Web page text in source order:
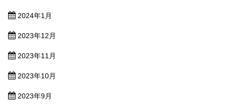
2024年1月
2023年12月
2023年11月
2023年10月
2023年9月